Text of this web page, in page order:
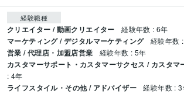
経験職種
クリエイター / 動画クリエイター 経験年数 : 6年
マーケティング / デジタルマーケティング 経験年数
営業 / 代理店・加盟店営業 経験年数 : 5年
カスタマーサポート・カスタマーサクセス / カスタマ
: 4年
ライフスタイル・その他 / アドバイザー 経験年数 :